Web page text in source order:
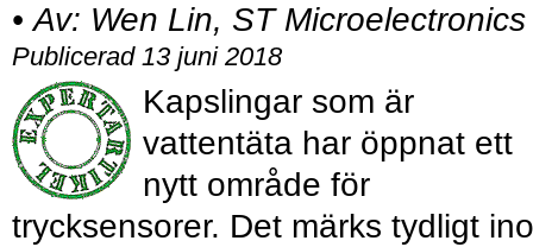
• Av: Wen Lin, ST Microelectronics
Publicerad 13 juni 2018
Kapslingar som är
vattentäta har öppnat ett
nytt område för
trycksensorer. Det märks tydligt